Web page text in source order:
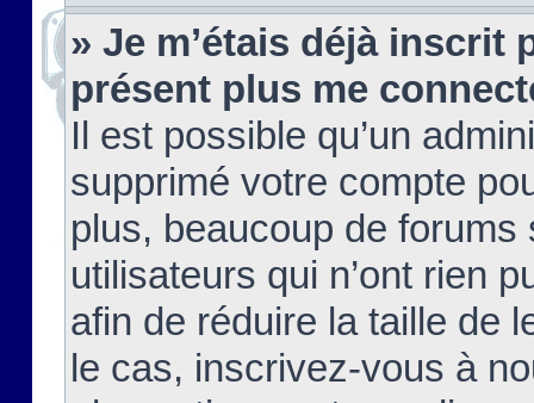
» Je m’étais déjà inscrit
présent plus me
Il est possible qu’un
supprimé votre compte
plus, beaucoup de
utilisateurs qui n’ont rien
afin de réduire la taille de
le cas, inscrivez-vous à